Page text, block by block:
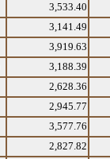
3,533.40
3,141.49
3,919.63
3,188.39
2,628.36
2,945.77
3,577.76
2,827.82